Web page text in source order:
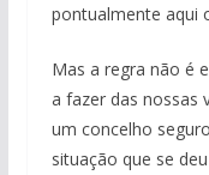
pontualmente aqui
Mas a regra não é
a fazer das nossas
um concelho
situação que se